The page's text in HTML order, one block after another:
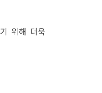
위해 더욱